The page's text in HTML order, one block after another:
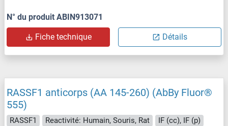
N° du produit ABIN913071
Fiche technique Détails
RASSF1 anticorps (AA 145-260) (AbBy Fluor®
555)
RASSF1 Reactivité: Humain, Souris, Rat
IF (cc), IF (p)